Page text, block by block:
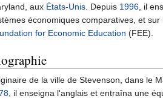
aux États-Unis. Depuis 1996, il
économiques comparatives, et
for Economic Education (FEE).
de la ville de Stevenson, dans le
, il enseigna l'anglais et entraîna une